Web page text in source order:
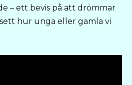
– ett bevis på att drömmar
hur unga eller gamla vi